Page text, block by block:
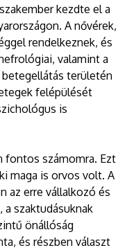
kezdte el a
A nővérek,
rendelkeznek, és
valamint a
területén
felépülését
is
számomra. Ezt
maga is orvos volt. A
az erre vállalkozó és
szaktudásuknak
önállóság
és részben választ